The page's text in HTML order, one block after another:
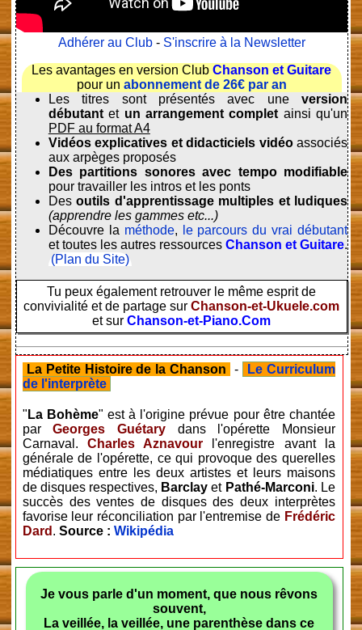
Adhérer au Club - S'inscrire à la Newsletter
Les avantages en version ClubChanson et Guitare
pour un abonnement de 26€ par an
Les titres sont présentés avec uneversion
débutantet un arrangement complet ainsi qu'un
PDF au format A4
Vidéos explicatives et didacticiels vidéoassociés
aux arpèges proposés
Des partitions sonores avec tempo modifiable
pour travailler les intros et les ponts
Desoutils d'apprentissage multiples et ludiques
(apprendre les gammes etc...)
Découvre la méthode,
le parcours du vrai débutant
et toutes les autres ressourcesChanson et Guitare.
(Plan du Site)
Tu peux également retrouver le même esprit de
convivialité et de partage surChanson-et-Ukuele.com
et surChanson-et-Piano.Com
La Petite Histoire de la Chanson -
Le Curriculum
de l'interprète
" La Bohème" est à l'origine prévue pour être chantée
parGeorges Guétary dans l'opérette Monsieur
Carnaval. Charles Aznavour l'enregistre avant la
générale de l'opérette, ce qui provoque des querelles
médiatiques entre les deux artistes et leurs maisons
de disques respectives, Barclay et Pathé-Marconi. Le
succès des ventes de disques des deux interprètes
favorise leur réconciliation par l'entremise de Frédéric
Dard . Source : Wikipédia
Je vous parle d'un moment, que nous rêvons
souvent,
La veillée, la veillée, une parenthèse dans ce